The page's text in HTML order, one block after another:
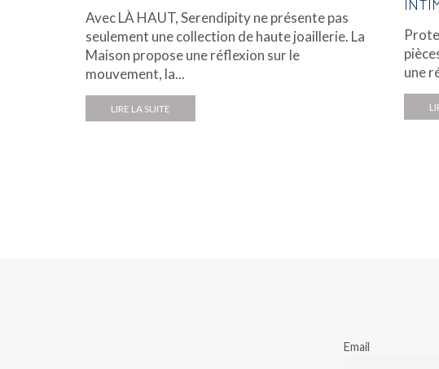
Avec LÀ HAUT, Serendipity ne présente pas
seulement une collection de haute joaillerie. La
Maison propose une réflexion sur le
mouvement, la...
LIRE LA SUITE
une
Email